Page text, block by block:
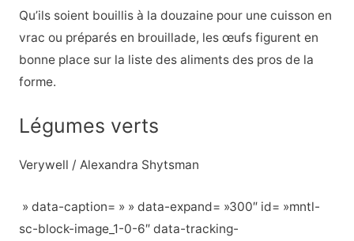
Qu’ils soient bouillis à la douzaine pour une cuisson en
vrac ou préparés en brouillade, les œufs figurent en
bonne place sur la liste des aliments des pros de la
forme.
Légumes verts
Verywell / Alexandra Shytsman
» data-caption= » » data-expand= »300″ id= »mntl-
sc-block-image_1-0-6″ data-tracking-